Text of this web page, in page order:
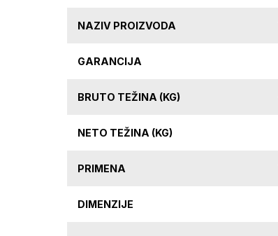
NAZIV PROIZVODA
GARANCIJA
BRUTO TEŽINA (KG)
NETO TEŽINA (KG)
PRIMENA
DIMENZIJE